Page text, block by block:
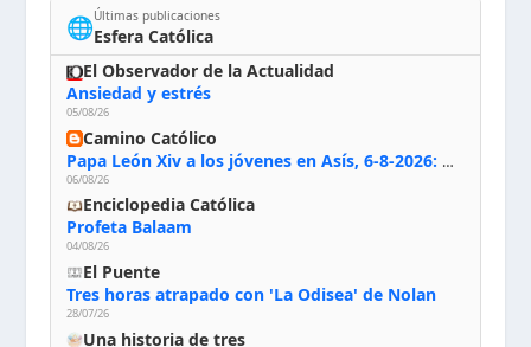
🌐Últimas publicaciones
Esfera Católica
El Observador de la Actualidad
Ansiedad y estrés
05/08/26
Camino Católico
Papa León Xiv a los jóvenes en Asís, 6-8-2026: «De san Francisco aprendan la radicalidad evangélica: no los vuelve ciegos ni violentos, sino sensibles, atentos, siempre en el seguimiento de Jesús, humildes y acogiendo a todos»
06/08/26
Enciclopedia Católica
Profeta Balaam
04/08/26
El Puente
Tres horas atrapado con 'La Odisea' de Nolan
28/07/26
Una historia de tres